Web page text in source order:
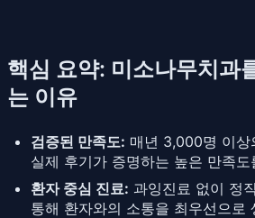
핵심 요약: 미소나무치과
는 이유
검증된 만족도: 매년 3,000명 이상
실제 후기가 증명하는 높은 만족도
환자 중심 진료: 과잉진료 없이 정
통해 환자와의 소통을 최우선으로